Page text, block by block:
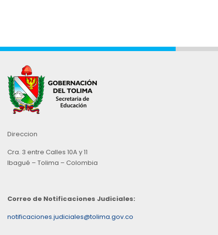
Direccion
Cra. 3 entre Calles 10A y 11
Ibagué – Tolima – Colombia
Correo de Notificaciones Judiciales:
notificaciones.judiciales@tolima.gov.co